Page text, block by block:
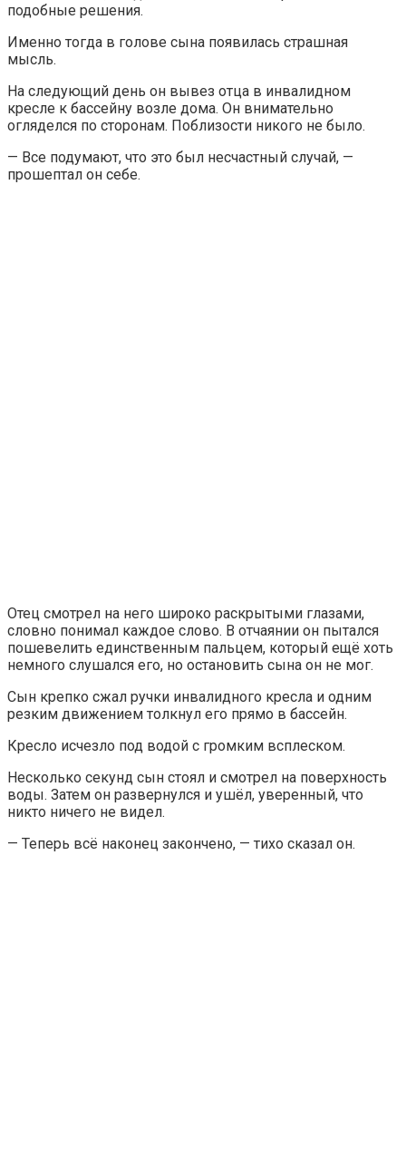
подобные решения.
Именно тогда в голове сына появилась страшная
мысль.
На следующий день он вывез отца в инвалидном
кресле к бассейну возле дома. Он внимательно
огляделся по сторонам. Поблизости никого не было.
— Все подумают, что это был несчастный случай, —
прошептал он себе.
Отец смотрел на него широко раскрытыми глазами,
словно понимал каждое слово. В отчаянии он пытался
пошевелить единственным пальцем, который ещё хоть
немного слушался его, но остановить сына он не мог.
Сын крепко сжал ручки инвалидного кресла и одним
резким движением толкнул его прямо в бассейн.
Кресло исчезло под водой с громким всплеском.
Несколько секунд сын стоял и смотрел на поверхность
воды. Затем он развернулся и ушёл, уверенный, что
никто ничего не видел.
— Теперь всё наконец закончено, — тихо сказал он.